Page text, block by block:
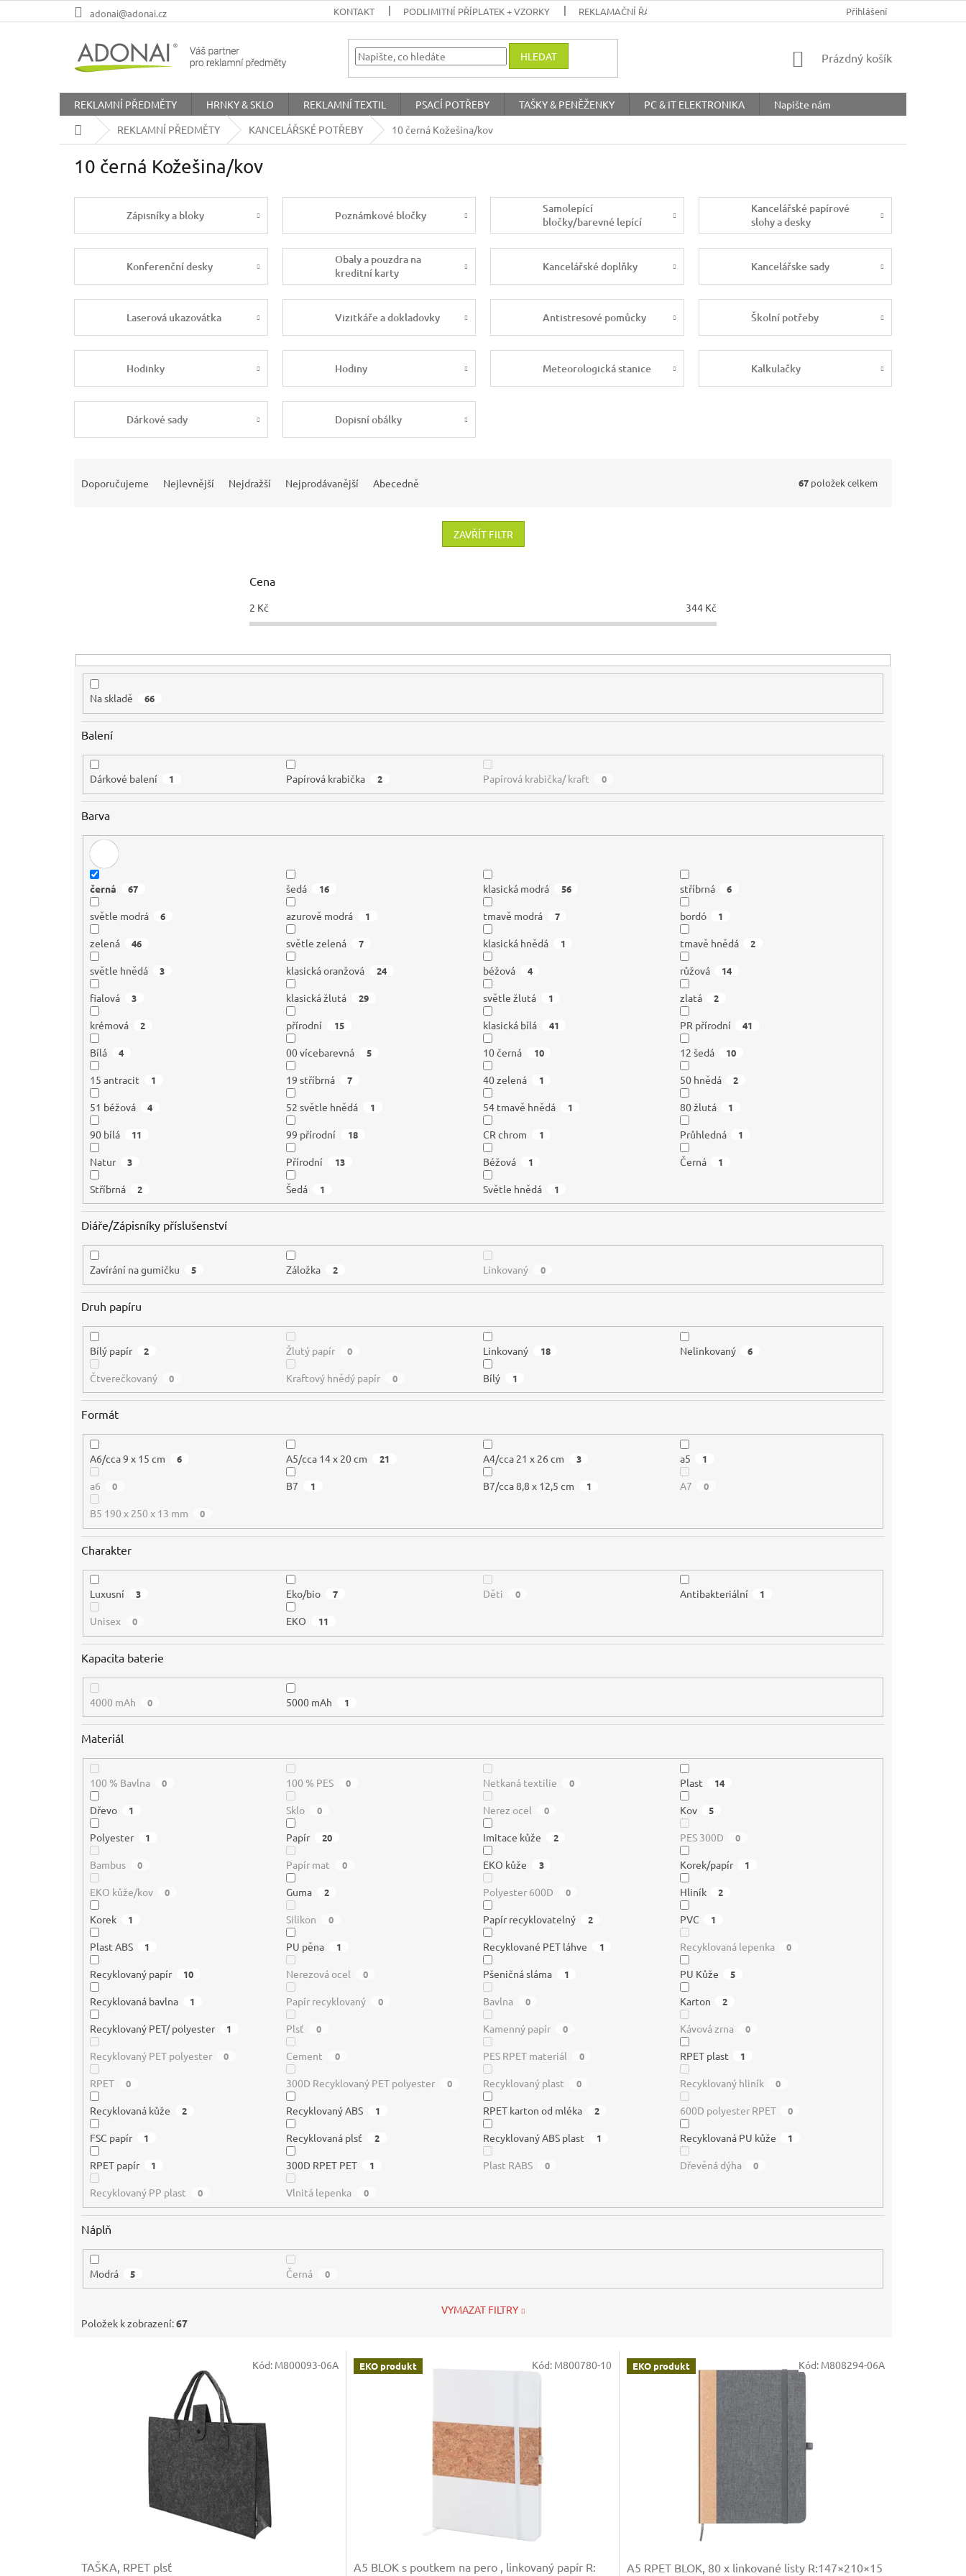
na
adonai@adonai.cz KONTAKT PODLIMITNÍ PŘÍPLATEK + VZORKY REKLAMAČNÍ ŘÁD COOKIES OCHRANA
Přihlášení
HLEDAT
NÁKUPNÍ
Prázdný košík
REKLAMNÍ PŘEDMĚTY HRNKY & SKLO REKLAMNÍ TEXTIL PSACÍ POTŘEBY TAŠKY & PENĚŽENKY PC & IT ELEKTRONIKA
Napište nám
Domů
REKLAMNÍ PŘEDMĚTY KANCELÁŘSKÉ POTŘEBY 10 černá Kožešina/kov
10 černá Kožešina/kov
Zápisníky a bloky Poznámkové bločky
Samolepící
bločky/barevné lepící
papírky
Kancelářské papírové
slohy a desky
Konferenční desky
Obaly a pouzdra na
kreditní karty
Kancelářské doplňky Kancelářske sady
Laserová ukazovátka Vizitkáře a dokladovky Antistresové pomůcky Školní potřeby
Hodinky Hodiny Meteorologická stanice Kalkulačky
Dárkové sady Dopisní obálky
t
ů
Doporučujeme Nejlevnější Nejdražší Nejprodávanější Abecedně 67 položek celkem
ZAVŘÍT FILTR
Cena
2 Kč 344 Kč
Na skladě 66
Balení
Dárkové balení 1 Papírová krabička 2 Papírová krabička/ kraft 0
Barva
černá 67 šedá 16 klasická modrá 56 stříbrná 6
světle modrá 6 azurově modrá 1 tmavě modrá 7 bordó 1
zelená 46 světle zelená 7 klasická hnědá 1 tmavě hnědá 2
světle hnědá 3 klasická oranžová 24 béžová 4 růžová 14
fialová 3 klasická žlutá 29 světle žlutá 1 zlatá 2
krémová 2 přírodní 15 klasická bílá 41 PR přírodní 41
Bílá 4 00 vícebarevná 5 10 černá 10 12 šedá 10
15 antracit 1 19 stříbrná 7 40 zelená 1 50 hnědá 2
51 béžová 4 52 světle hnědá 1 54 tmavě hnědá 1 80 žlutá 1
90 bílá 11 99 přírodní 18 CR chrom 1 Průhledná 1
Natur 3 Přírodní 13 Béžová 1 Černá 1
Stříbrná 2 Šedá 1 Světle hnědá 1
Diáře/Zápisníky příslušenství
Zavírání na gumičku 5 Záložka 2 Linkovaný 0
Druh papíru
Bílý papír 2 Žlutý papír 0 Linkovaný 18 Nelinkovaný 6
Čtverečkovaný 0 Kraftový hnědý papír 0 Bílý 1
Formát
A6/cca 9 x 15 cm 6 A5/cca 14 x 20 cm 21 A4/cca 21 x 26 cm 3 a5 1
a6 0 B7 1 B7/cca 8,8 x 12,5 cm 1 A7 0
B5 190 x 250 x 13 mm 0
Charakter
Luxusní 3 Eko/bio 7 Děti 0 Antibakteriální 1
Unisex 0 EKO 11
Kapacita baterie
4000 mAh 0 5000 mAh 1
Materiál
100 % Bavlna 0 100 % PES 0 Netkaná textilie 0 Plast 14
Dřevo 1 Sklo 0 Nerez ocel 0 Kov 5
Polyester 1 Papír 20 Imitace kůže 2 PES 300D 0
Bambus 0 Papír mat 0 EKO kůže 3 Korek/papír 1
EKO kůže/kov 0 Guma 2 Polyester 600D 0 Hliník 2
Korek 1 Silikon 0 Papír recyklovatelný 2 PVC 1
Plast ABS 1 PU pěna 1 Recyklované PET láhve 1 Recyklovaná lepenka 0
Recyklovaný papír 10 Nerezová ocel 0 Pšeničná sláma 1 PU Kůže 5
Recyklovaná bavlna 1 Papír recyklovaný 0 Bavlna 0 Karton 2
Recyklovaný PET/ polyester 1 Plsť 0 Kamenný papír 0 Kávová zrna 0
Recyklovaný PET polyester 0 Cement 0 PES RPET materiál 0 RPET plast 1
RPET 0 300D Recyklovaný PET polyester 0 Recyklovaný plast 0 Recyklovaný hliník 0
Recyklovaná kůže 2 Recyklovaný ABS 1 RPET karton od mléka 2 600D polyester RPET 0
FSC papír 1 Recyklovaná plsť 2 Recyklovaný ABS plast 1 Recyklovaná PU kůže 1
RPET papír 1 300D RPET PET 1 Plast RABS 0 Dřevěná dýha 0
Recyklovaný PP plast 0 Vlnitá lepenka 0
Náplň
Modrá 5 Černá 0
VYMAZAT FILTRY
Položek k zobrazení:67
TAŠKA, RPET plsť
Kód: M800093-06A EKO produkt
A5 BLOK s poutkem na pero , linkovaný papír R:
Kód: M800780-10 EKO produkt
A5 RPET BLOK, 80 x linkované listy R:147×210×15
Kód: M808294-06A